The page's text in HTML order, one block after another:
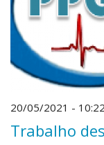
20/05/2021 -
Trabalho